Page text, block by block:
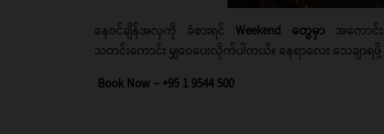
နေဝင်ချိန်အလှကို ခံစားရင် Weekend တွေမှာ အကောင်
သတင်းကောင်း မျှဝေပေးလိုက်ပါတယ်။ နေရာလေး သေချ
Book Now – +95 1 9544 500